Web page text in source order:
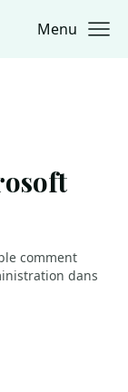
Menu
comment
dans